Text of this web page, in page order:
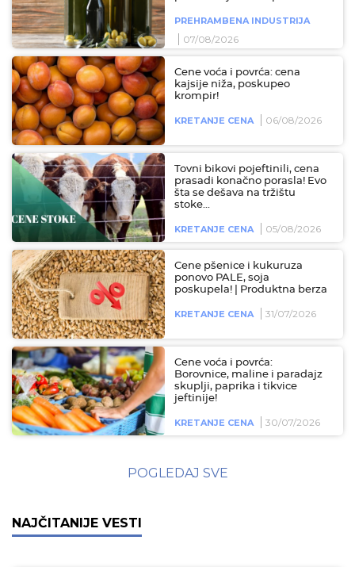
PREHRAMBENA INDUSTRIJA
07/08/2026
Cene voća i povrća: cena
kajsije niža, poskupeo
krompir!
KRETANJE CENA 06/08/2026
Tovni bikovi pojeftinili, cena
prasadi konačno porasla! Evo
šta se dešava na tržištu
stoke...
KRETANJE CENA 05/08/2026
Cene pšenice i kukuruza
ponovo PALE, soja
poskupela! | Produktna berza
KRETANJE CENA 31/07/2026
Cene voća i povrća:
Borovnice, maline i paradajz
skuplji, paprika i tikvice
jeftinije!
KRETANJE CENA 30/07/2026
POGLEDAJ SVE
NAJČITANIJE VESTI